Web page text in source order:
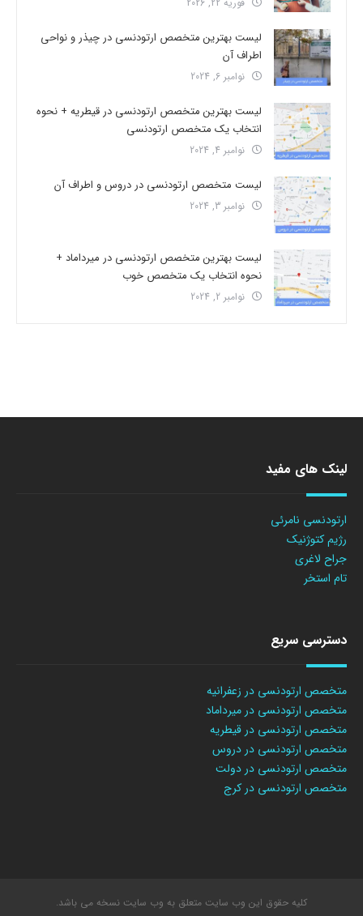
فوریه 22, 2026
لیست بهترین متخصص ارتودنسی در چیذر و نواحی
اطراف آن
نوامبر 6, 2024
لیست بهترین متخصص ارتودنسی در قیطریه + نحوه
انتخاب یک متخصص ارتودنسی
نوامبر 4, 2024
لیست متخصص ارتودنسی در دروس و اطراف آن
نوامبر 3, 2024
لیست بهترین متخصص ارتودنسی در میرداماد +
نحوه انتخاب یک متخصص خوب
نوامبر 2, 2024
لینک های مفید
ارتودنسی نامرئی
رژیم کتوژنیک
جراح لاغری
تام استخر
دسترسی سریع
متخصص ارتودنسی در زعفرانیه
متخصص ارتودنسی در میرداماد
متخصص ارتودنسی در قیطریه
متخصص ارتودنسی در دروس
متخصص ارتودنسی در دولت
متخصص ارتودنسی در کرج
کلیه حقوق این وب سایت متعلق به وب سایت نسخه می باشد.